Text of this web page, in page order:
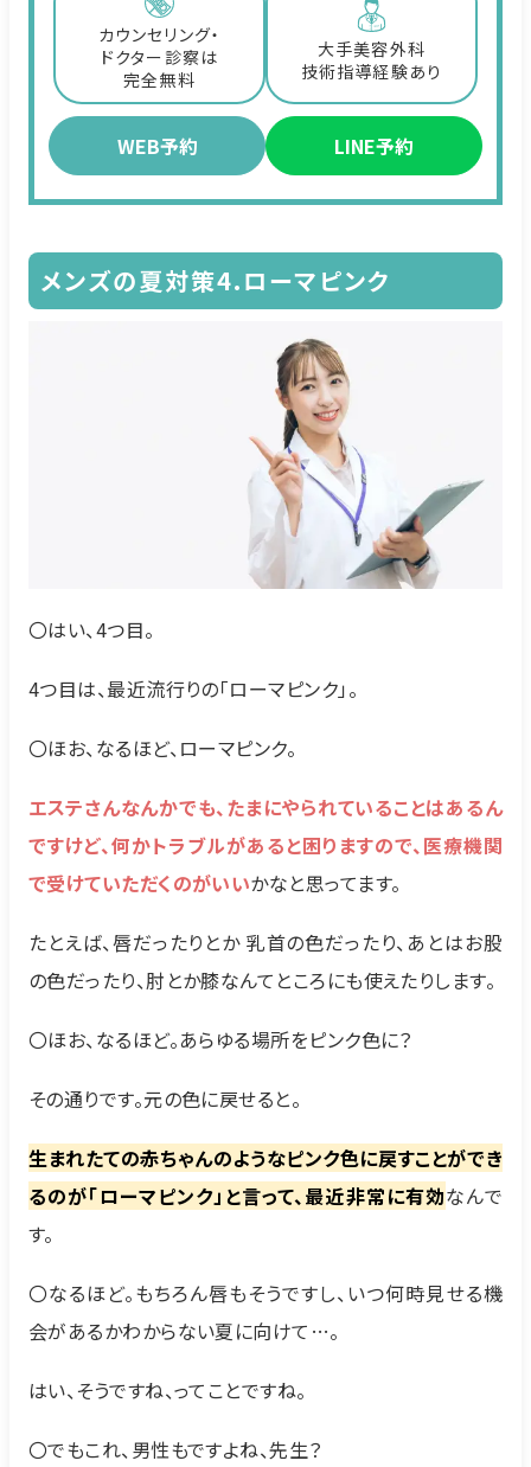
カウンセリング・
ドクター診察は
完全無料
大手美容外科
技術指導経験あり
WEB予約 LINE予約
メンズの夏対策4.ローマピンク
〇はい、4つ目。
4つ目は、最近流行りの「ローマピンク」。
〇ほお、なるほど、ローマピンク。
エステさんなんかでも、たまにやられていることはあるん
ですけど、何かトラブルがあると困りますので、医療機関
で受けていただくのがいいかなと思ってます。
たとえば、唇だったりとか 乳首の色だったり、あとはお股
の色だったり、肘とか膝なんてところにも使えたりします。
〇ほお、なるほど。あらゆる場所をピンク色に？
その通りです。元の色に戻せると。
生まれたての赤ちゃんのようなピンク色に戻すことができ
るのが「ローマピンク」と言って、最近非常に有効なんで
す。
〇なるほど。もちろん唇もそうですし、いつ何時見せる機
会があるかわからない夏に向けて…。
はい、そうですね、ってことですね。
〇でもこれ、男性もですよね、先生？